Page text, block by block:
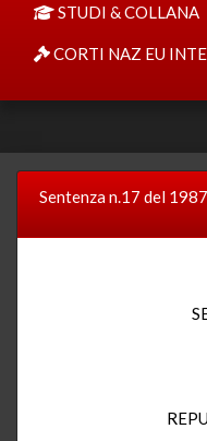
STUDI & COLLANA
CORTI NAZ EU
Sentenza n.17 del 1987